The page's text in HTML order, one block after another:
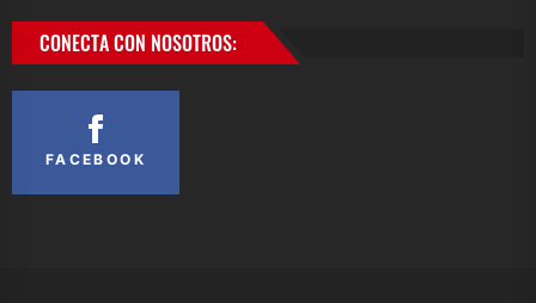
CONECTA CON NOSOTROS:
FACEBOOK